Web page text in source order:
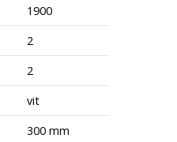
1900
2
2
vit
300 mm